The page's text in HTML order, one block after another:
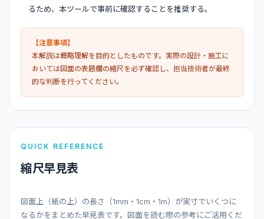
るため、本ツールで事前に確認することを推奨する。
【注意事項】
本解説は概略理解を目的としたものです。実際の設計・施工に
おいては図面の表題欄の縮尺を必ず確認し、担当技術者が最終
的な判断を行ってください。
QUICK REFERENCE
縮尺早見表
図面上（紙の上）の長さ（1mm・1cm・1m）が実寸でいくつに
なるかをまとめた早見表です。図面を読む際の参考にご活用くだ